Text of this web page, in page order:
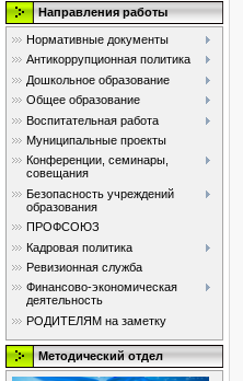
Направления работы
Нормативные документы
Антикоррупционная политика
Дошкольное образование
Общее образование
Воспитательная работа
Муниципальные проекты
Конференции, семинары,
совещания
Безопасность учреждений
образования
ПРОФСОЮЗ
Кадровая политика
Ревизионная служба
Финансово-экономическая
деятельность
РОДИТЕЛЯМ на заметку
Методический отдел